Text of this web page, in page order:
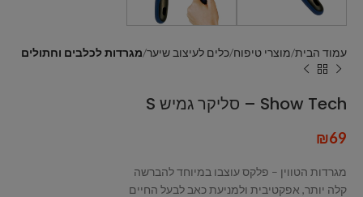
עמוד הבית מוצרי טיפוח כלים לעיצוב שיער מגרדות לכלבים וחתולים
Show Tech – סליקר גמיש S
₪69
מגרדות הטווין – פלקס עוצבו במיוחד להברשה
קלה יותר, אפקטיבית ולמניעת כאב לבעל החיים